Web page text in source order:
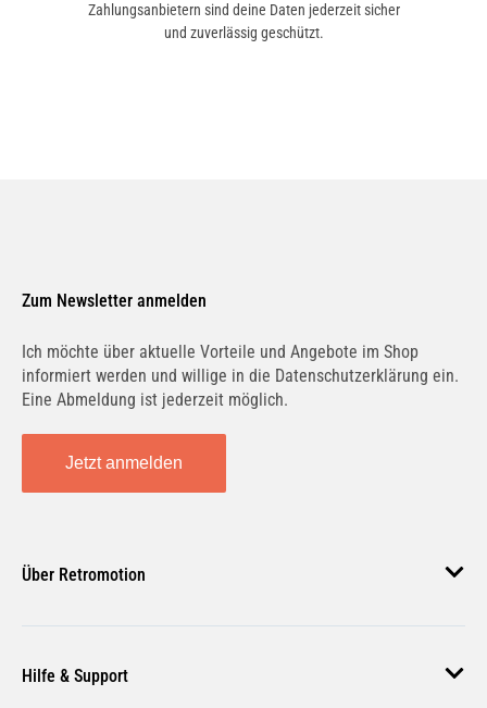
Zahlungsanbietern sind deine Daten jederzeit sicher
und zuverlässig geschützt.
Zum Newsletter anmelden
Ich möchte über aktuelle Vorteile und Angebote im Shop
informiert werden und willige in die Datenschutzerklärung ein.
Eine Abmeldung ist jederzeit möglich.
Jetzt anmelden
Über Retromotion
Unsere Jobs
Hilfe & Support